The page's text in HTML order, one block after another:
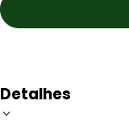
Detalhes